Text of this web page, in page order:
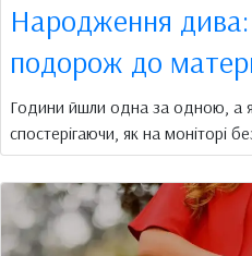
Народження
подорож до
Години йшли одна за одною, а я
спостерігаючи, як на моніторі